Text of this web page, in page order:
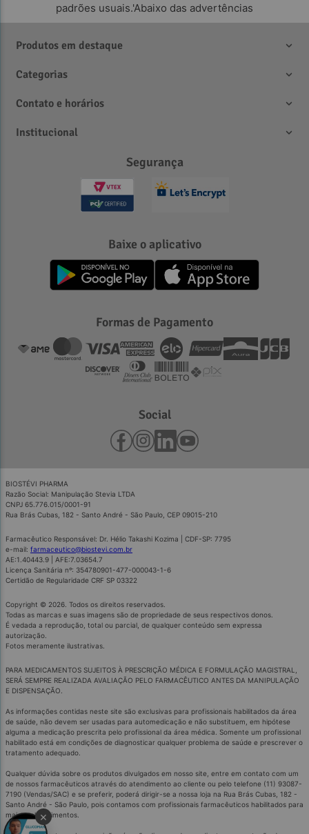
padrões usuais.'Abaixo das advertências
×
Produtos em destaque
Categorias
Contato e horários
Institucional
Segurança
Baixe o aplicativo
Formas de Pagamento
Social
BIOSTÉVI PHARMA
Razão Social: Manipulação Stevia LTDA
CNPJ 65.776.015/0001-91
Rua Brás Cubas, 182 - Santo André - São Paulo, CEP 09015-210
Farmacêutico Responsável: Dr. Hélio Takashi Kozima | CDF-SP: 7795
e-mail: farmaceutico@biostevi.com.br
AE:1.40443.9 | AFE:7.03654.7
Licença Sanitária nº: 354780901-477-000043-1-6
Certidão de Regularidade CRF SP 03322
Copyright © 2026. Todos os direitos reservados.
Todas as marcas e suas imagens são de propriedade de seus respectivos donos.
É vedada a reprodução, total ou parcial, de qualquer conteúdo sem expressa
autorização.
Fotos meramente ilustrativas.
PARA MEDICAMENTOS SUJEITOS À PRESCRIÇÃO MÉDICA E FORMULAÇÃO MAGISTRAL,
SERÁ SEMPRE REALIZADA AVALIAÇÃO PELO FARMACÊUTICO ANTES DA MANIPULAÇÃO
E DISPENSAÇÃO.
As informações contidas neste site são exclusivas para profissionais habilitados da área
de saúde, não devem ser usadas para automedicação e não substituem, em hipótese
alguma a medicação prescrita pelo profissional da área médica. Somente um profissional
habilitado está em condições de diagnosticar qualquer problema de saúde e prescrever o
tratamento adequado.
Qualquer dúvida sobre os produtos divulgados em nosso site, entre em contato com um
de nossos farmacêuticos através do atendimento ao cliente ou pelo telefone (11) 93087-
7190 (Vendas/SAC) e se preferir, poderá dirigir-se a nossa loja na Rua Brás Cubas, 182 -
Santo André - São Paulo, pois contamos com profissionais farmacêuticos habilitados para
mais esclarecimentos.